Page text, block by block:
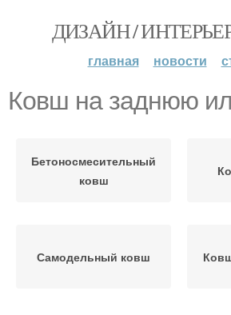
ДИЗАЙН /
главная новости
Ковш на заднюю
Бетоносмесительный
ковш
Самодельный ковш